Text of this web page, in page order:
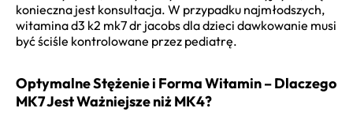
konieczna jest konsultacja. W przypadku najmłodszych,
witamina d3 k2 mk7 dr jacobs dla dzieci dawkowanie musi
być ściśle kontrolowane przez pediatrę.
Optymalne Stężenie i Forma Witamin – Dlaczego
MK7 Jest Ważniejsze niż MK4?